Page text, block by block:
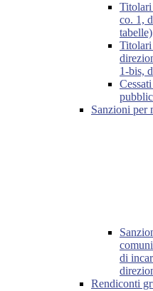
co. 1,
tabelle)
1-bis,
Sanzioni per
di
Rendiconti